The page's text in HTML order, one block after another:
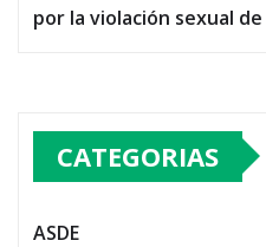
por la violación sexual
CATEGORIAS
ASDE